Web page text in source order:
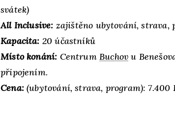
svátek)
All Inclusive: zajištěno ubytování, strava,
Kapacita: 20 účastníků
Místo konání: Centrum Buchov u
připojením.
Cena:(ubytování, strava, program): 7.400